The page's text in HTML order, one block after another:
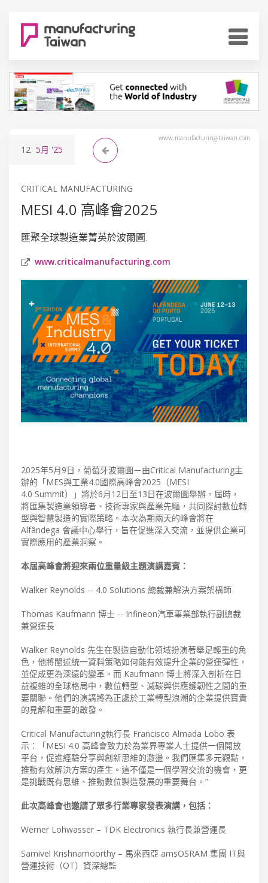
www.manufacturing-taiwan.com
12 5月 '25
CRITICAL MANUFACTURING
MESI 4.0 高峰會2025
匯聚全球製造業菁英於波爾圖.
www.criticalmanufacturing.com
2025年5月9日，葡萄牙波爾圖－由Critical Manufacturing主
辦的「MES與工業4.0國際高峰會2025（MESI
4.0 Summit）」將於6月12日至13日在波爾圖舉辦。屆時，
將匯集製造業領導者、技術專家與產業先驅，共同探討數位轉
型與智慧製造的實際策略。本次為期兩天的峰會將在
Alfândega 會議中心舉行，旨在促進深入交流，並提供企業可
實際應用的產業洞察。
本屆高峰會將迎來兩位重量級主題演講嘉賓：
Walker Reynolds -- 4.0 Solutions 總裁兼解決方案架構師
Thomas Kaufmann 博士 -- Infineon汽車事業部執行副總裁
兼營運長
Walker Reynolds 先生在製造自動化領域扮演著舉足輕重的角
色，他將闡述統一資料策略如何能有效提升企業的營運彈性，
並促成更為深遠的變革。而 Kaufmann 博士將深入剖析在日
益複雜的全球格局中，數位轉型、減碳與供應鏈韌性之間的重
要關聯。他們的演講將為正處於工業轉型浪潮的企業提供寶貴
的見解和重要的啟發。
Critical Manufacturing執行長 Francisco Almada Lobo 表
示：「MESI 4.0 高峰會致力於為業界專業人士提供一個開放
平台，促進經驗分享與創新思維的激盪。我們匯集多元觀點，
推動有效解決方案的產生。這不僅是一個學習交流的機會，更
是挑戰既有思維、推動數位製造發展的重要舞台。”
此次高峰會也邀請了眾多行業專家發表演講，包括：
Werner Lohwasser – TDK Electronics 執行長兼營運長
Samivel Krishnamoorthy – 馬來西亞 amsOSRAM 集團 IT與
營運技術（OT）資深總監